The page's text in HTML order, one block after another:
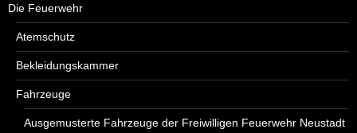
Die Feuerwehr
Atemschutz
Bekleidungskammer
Fahrzeuge
Ausgemusterte Fahrzeuge der Freiwilligen Feuerwehr Neustadt